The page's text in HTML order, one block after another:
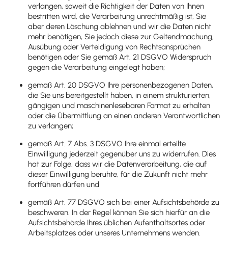
verlangen, soweit die Richtigkeit der Daten von Ihnen
bestritten wird, die Verarbeitung unrechtmäßig ist, Sie
aber deren Löschung ablehnen und wir die Daten nicht
mehr benötigen, Sie jedoch diese zur Geltendmachung,
Ausübung oder Verteidigung von Rechtsansprüchen
benötigen oder Sie gemäß Art. 21 DSGVO Widerspruch
gegen die Verarbeitung eingelegt haben;
gemäß Art. 20 DSGVO Ihre personenbezogenen Daten,
die Sie uns bereitgestellt haben, in einem strukturierten,
gängigen und maschinenlesebaren Format zu erhalten
oder die Übermittlung an einen anderen Verantwortlichen
zu verlangen;
gemäß Art. 7 Abs. 3 DSGVO Ihre einmal erteilte
Einwilligung jederzeit gegenüber uns zu widerrufen. Dies
hat zur Folge, dass wir die Datenverarbeitung, die auf
dieser Einwilligung beruhte, für die Zukunft nicht mehr
fortführen dürfen und
gemäß Art. 77 DSGVO sich bei einer Aufsichtsbehörde zu
beschweren. In der Regel können Sie sich hierfür an die
Aufsichtsbehörde Ihres üblichen Aufenthaltsortes oder
Arbeitsplatzes oder unseres Unternehmens wenden.